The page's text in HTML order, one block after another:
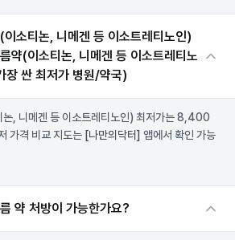
소티논, 니메겐 등 이소트레티노인)
약(이소티논, 니메겐 등 이소트레티노
장 싼 최저가 병원/약국)
논, 니메겐 등 이소트레티노인) 최저가는 8,400
가격 비교 지도는 [나만의닥터] 앱에서 확인 가능
약 처방이 가능한가요?